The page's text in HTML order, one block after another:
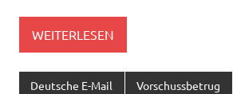
WEITERLESEN
Deutsche E-Mail Vorschussbetrug